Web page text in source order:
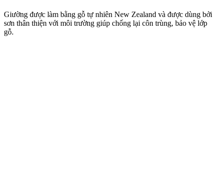
Giường được làm bằng gỗ tự nhiên New Zealand và được dùng bởi
sơn thân thiện với môi trường giúp chống lại côn trùng, bảo vệ lớp
gỗ.